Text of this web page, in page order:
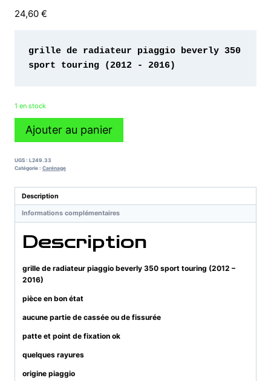
24,60 €
grille de radiateur piaggio beverly 350
sport touring (2012 - 2016)
1 en stock
quantité
de
radiateur
beverly
350
sport
(2012
Ajouter au panier
UGS : L249.33
Catégorie : Carénage
Description
Informations complémentaires
Description
grille de radiateur piaggio beverly 350 sport touring (2012 –
2016)
pièce en bon état
aucune partie de cassée ou de fissurée
patte et point de fixation ok
quelques rayures
origine piaggio